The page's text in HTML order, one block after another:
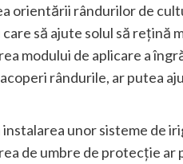
orientării rândurilor de
să ajute solul să rețină
modului de aplicare a
rândurile, ar putea
unor sisteme de
de umbre de protecție ar